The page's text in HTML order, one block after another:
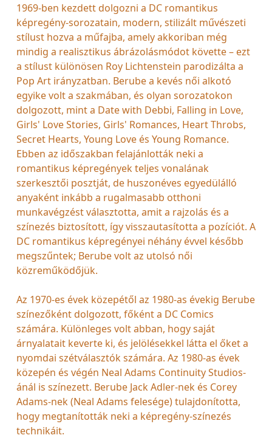
1969-ben kezdett dolgozni a DC romantikus
képregény-sorozatain, modern, stilizált művészeti
stílust hozva a műfajba, amely akkoriban még
mindig a realisztikus ábrázolásmódot követte – ezt
a stílust különösen Roy Lichtenstein parodizálta a
Pop Art irányzatban. Berube a kevés női alkotó
egyike volt a szakmában, és olyan sorozatokon
dolgozott, mint a Date with Debbi, Falling in Love,
Girls' Love Stories, Girls' Romances, Heart Throbs,
Secret Hearts, Young Love és Young Romance.
Ebben az időszakban felajánlották neki a
romantikus képregények teljes vonalának
szerkesztői posztját, de huszonéves egyedülálló
anyaként inkább a rugalmasabb otthoni
munkavégzést választotta, amit a rajzolás és a
színezés biztosított, így visszautasította a pozíciót. A
DC romantikus képregényei néhány évvel később
megszűntek; Berube volt az utolsó női
közreműködőjük.
Az 1970-es évek közepétől az 1980-as évekig Berube
színezőként dolgozott, főként a DC Comics
számára. Különleges volt abban, hogy saját
árnyalatait keverte ki, és jelölésekkel látta el őket a
nyomdai szétválasztók számára. Az 1980-as évek
közepén és végén Neal Adams Continuity Studios-
ánál is színezett. Berube Jack Adler-nek és Corey
Adams-nek (Neal Adams felesége) tulajdonította,
hogy megtanították neki a képregény-színezés
technikáit.